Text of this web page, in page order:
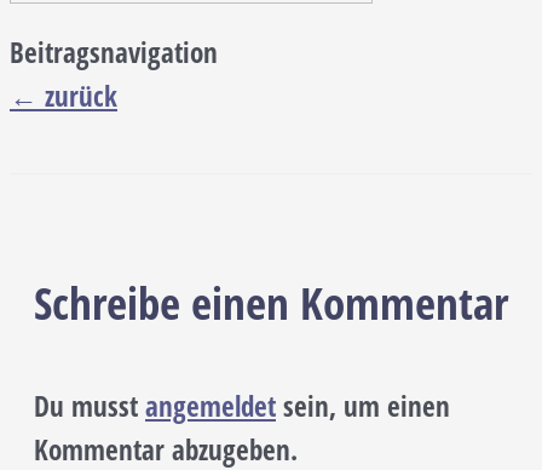
Beitragsnavigation
← zurück
Schreibe einen Kommentar
Du musstangemeldetsein, um einen
Kommentar abzugeben.